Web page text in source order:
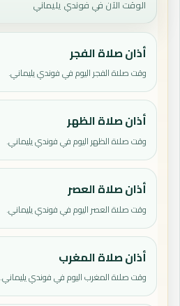
الوقت الآن في فوندي يليماني
أذان صلاة الفجر
وقت صلاة الفجر اليوم في فوندي يليماني.
أذان صلاة الظهر
وقت صلاة الظهر اليوم في فوندي يليماني.
أذان صلاة العصر
وقت صلاة العصر اليوم في فوندي يليماني.
أذان صلاة المغرب
وقت صلاة المغرب اليوم في فوندي يليماني.